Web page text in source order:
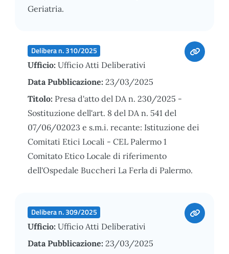
Geriatria.
Delibera n. 310/2025
Ufficio: Ufficio Atti Deliberativi
Data Pubblicazione: 23/03/2025
Titolo: Presa d'atto del DA n. 230/2025 -
Sostituzione dell'art. 8 del DA n. 541 del
07/06/02023 e s.m.i. recante: Istituzione dei
Comitati Etici Locali - CEL Palermo 1
Comitato Etico Locale di riferimento
dell'Ospedale Buccheri La Ferla di Palermo.
Delibera n. 309/2025
Ufficio: Ufficio Atti Deliberativi
Data Pubblicazione: 23/03/2025